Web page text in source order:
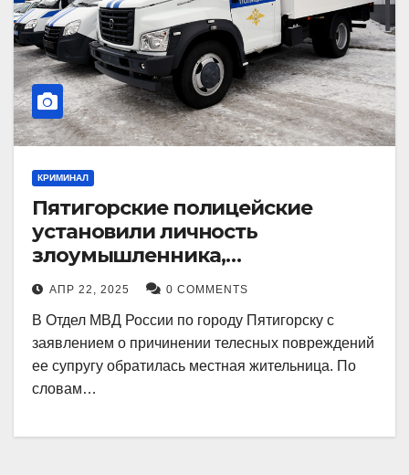
КРИМИНАЛ
Пятигорские полицейские
установили личность
злоумышленника,
причинившего телесные
повреждения местному жителю
АПР 22, 2025 0 COMMENTS
В Отдел МВД России по городу Пятигорску с
заявлением о причинении телесных повреждений
ее супругу обратилась местная жительница. По
словам…